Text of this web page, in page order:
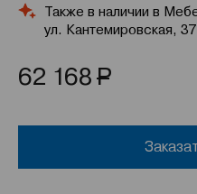
Также в наличии в
ул. Кантемировская, 37
62 168 Р